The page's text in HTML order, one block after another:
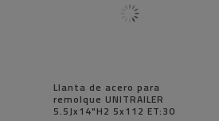
Llanta de acero para
remolque UNITRAILER
5.5Jx14"H2 5x112 ET:30